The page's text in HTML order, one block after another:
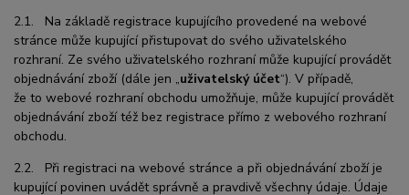
2.1. Na základě registrace kupujícího provedené na webové
stránce může kupující přistupovat do svého uživatelského
rozhraní. Ze svého uživatelského rozhraní může kupující provádět
objednávání zboží (dále jen „uživatelský účet“). V případě,
že to webové rozhraní obchodu umožňuje, může kupující provádět
objednávání zboží též bez registrace přímo z webového rozhraní
obchodu.
2.2. Při registraci na webové stránce a při objednávání zboží je
kupující povinen uvádět správně a pravdivě všechny údaje. Údaje